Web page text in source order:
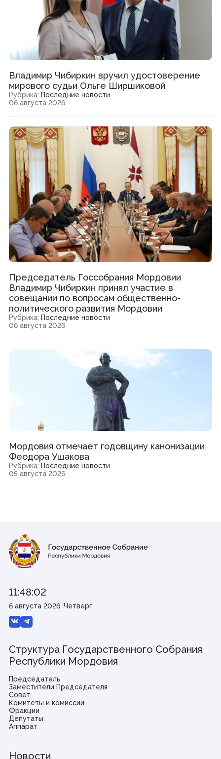
Владимир Чибиркин вручил удостоверение
мирового судьи Ольге Ширшиковой
Рубрика: Последние новости
06 августа 2026
Председатель Госсобрания Мордовии
Владимир Чибиркин принял участие в
совещании по вопросам общественно-
политического развития Мордовии
Рубрика: Последние новости
06 августа 2026
Мордовия отмечает годовщину канонизации
Феодора Ушакова
Рубрика: Последние новости
05 августа 2026
11:48:02
6 августа 2026, Четверг
Структура Государственного Собрания
Республики Мордовия
Председатель
Заместители Председателя
Совет
Комитеты и комиссии
Фракции
Депутаты
Аппарат
Новости